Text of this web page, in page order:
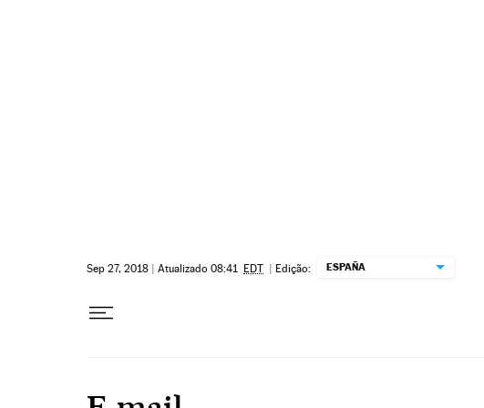
Sep 27, 2018 | Atualizado 08:41 EDT | Edição: ESPAÑA